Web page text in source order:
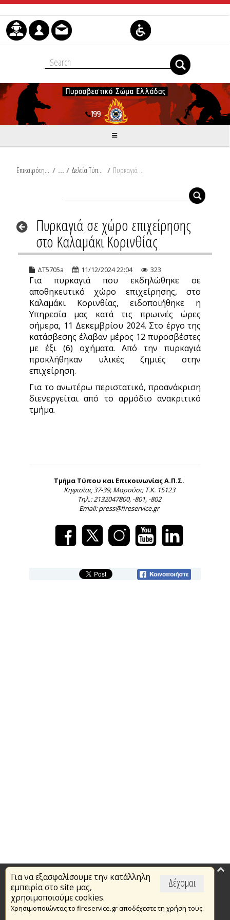
Μετάβαση στο περιεχόμενο
Επικαιρότητα / Δελτία Τύπου / Πυρκαγιά σε χώρο επιχείρησης στο Καλαμάκι Κορινθίας
Πυρκαγιά σε χώρο επιχείρησης
στο Καλαμάκι Κορινθίας
ΔΤ5705a 11/12/2024 22:04 323
Για πυρκαγιά που εκδηλώθηκε σε
αποθηκευτικό χώρο επιχείρησης, στο
Καλαμάκι Κορινθίας, ειδοποιήθηκε η
Υπηρεσία μας κατά τις πρωινές ώρες
σήμερα, 11 Δεκεμβρίου 2024. Στο έργο της
κατάσβεσης έλαβαν μέρος 12 πυροσβέστες
με έξι (6) οχήματα. Από την πυρκαγιά
προκλήθηκαν υλικές ζημιές στην
επιχείρηση.
Για το ανωτέρω περιστατικό, προανάκριση
διενεργείται από το αρμόδιο ανακριτικό
τμήμα.
Τμήμα Τύπου και Επικοινωνίας Α.Π.Σ.
Κηφισίας 37-39, Μαρούσι, Τ.Κ. 15123
Τηλ.: 2132047800, -801, -802
Email: press@fireservice.gr
Δέχομαι
Για να εξασφαλίσουμε την κατάλληλη
εμπειρία στο site μας,
χρησιμοποιούμε cookies.
Χρησιμοποιώντας το fireservice.gr αποδέχεστε τη χρήση τους.
Επικαιρότητα
Το Πυροσβεστικό Σώμα